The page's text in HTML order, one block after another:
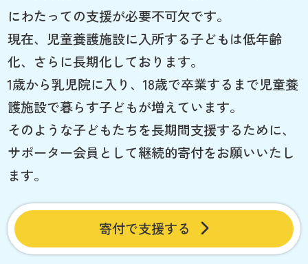
にわたっての支援が必要不可欠です。
現在、児童養護施設に入所する子どもは低年齢
化、さらに長期化しております。
1歳から乳児院に入り、18歳で卒業するまで児童養
護施設で暮らす子どもが増えています。
そのような子どもたちを長期間支援するために、
サポーター会員として継続的寄付をお願いいたし
ます。
寄付で支援する